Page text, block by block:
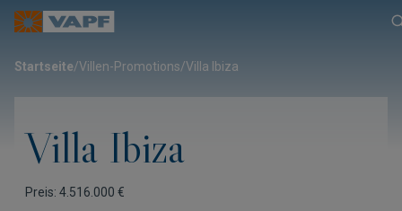
Startseite/Villen-Promotions/Villa Ibiza
Villa Ibiza
Preis: 4.516.000 €